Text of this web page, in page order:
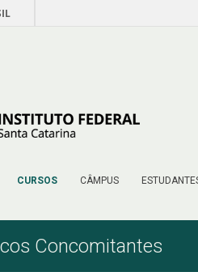
CURSOS CÂMPUS
Concomitantes